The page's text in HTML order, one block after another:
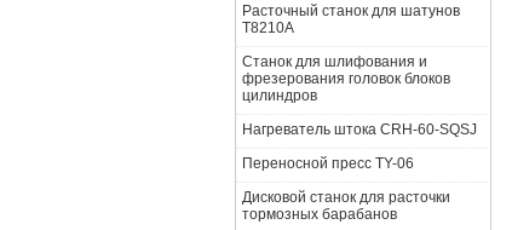
Расточный станок для шатунов
T8210A
Станок для шлифования и
фрезерования головок блоков
цилиндров
Нагреватель штока CRH-60-SQSJ
Переносной пресс TY-06
Дисковой станок для расточки
тормозных барабанов